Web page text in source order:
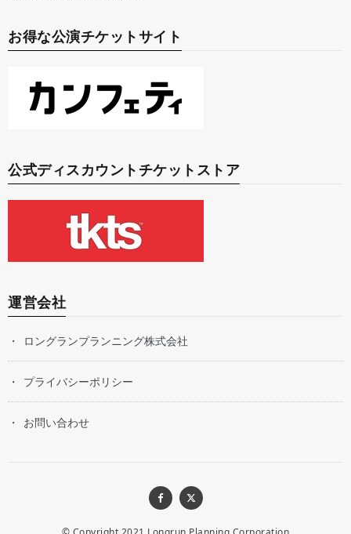
お得な公演チケットサイト
公式ディスカウントチケットストア
運営会社
ロングランプランニング株式会社
プライバシーポリシー
お問い合わせ